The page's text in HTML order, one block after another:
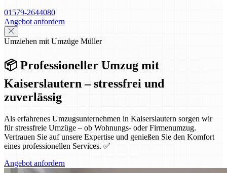
01579-2644080
Angebot anfordern
Umziehen mit Umzüge Müller
📦 Professioneller Umzug mit
Kaiserslautern – stressfrei und
zuverlässig
Als erfahrenes Umzugsunternehmen in Kaiserslautern sorgen wir
für stressfreie Umzüge – ob Wohnungs- oder Firmenumzug.
Vertrauen Sie auf unsere Expertise und genießen Sie den Komfort
eines professionellen Services. ✅
Angebot anfordern